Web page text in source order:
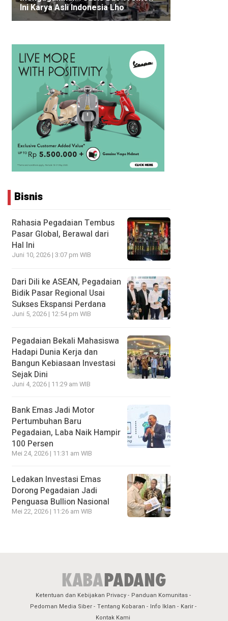
Bisnis
Rahasia Pegadaian Tembus
Pasar Global, Berawal dari
Hal Ini
Juni 10, 2026 | 3:07 pm WIB
Dari Dili ke ASEAN, Pegadaian
Bidik Pasar Regional Usai
Sukses Ekspansi Perdana
Juni 5, 2026 | 12:54 pm WIB
Pegadaian Bekali Mahasiswa
Hadapi Dunia Kerja dan
Bangun Kebiasaan Investasi
Sejak Dini
Juni 4, 2026 | 11:29 am WIB
Bank Emas Jadi Motor
Pertumbuhan Baru
Pegadaian, Laba Naik Hampir
100 Persen
Mei 24, 2026 | 11:31 am WIB
Ledakan Investasi Emas
Dorong Pegadaian Jadi
Penguasa Bullion Nasional
Mei 22, 2026 | 11:26 am WIB
Ketentuan dan Kebijakan Privacy
Panduan Komunitas
Pedoman Media Siber
Tentang Kobaran Info Iklan
Karir
Kontak Kami